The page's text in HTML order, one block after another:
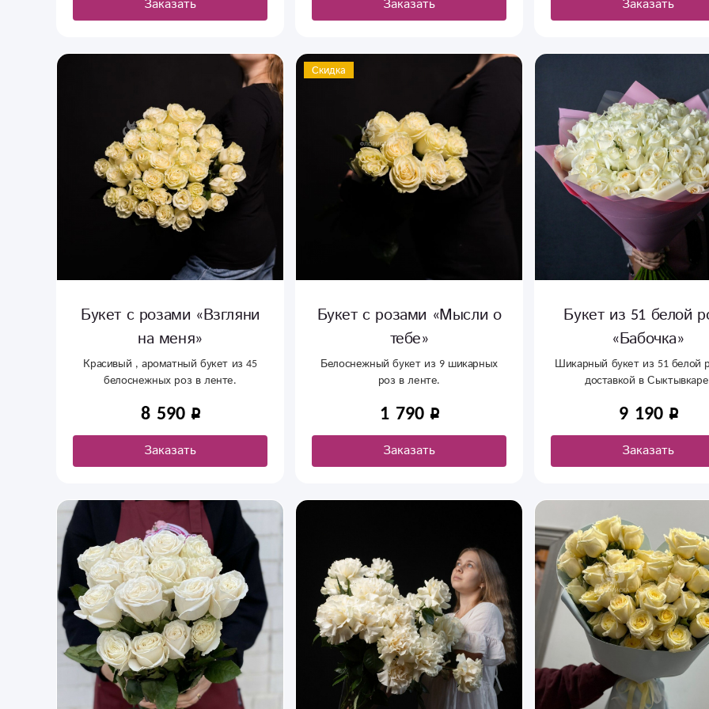
Заказать Заказать Заказать
Букет с розами «Взгляни
на меня»
Красивый , ароматный букет из 45
белоснежных роз в ленте.
8 590
Заказать
Скидка
Букет с розами «Мысли о
тебе»
Белоснежный букет из 9 шикарных
роз в ленте.
1 790
Заказать
Букет из 51 белой
«Бабочка»
Шикарный букет из 51 белой
доставкой в
9 190
Заказать